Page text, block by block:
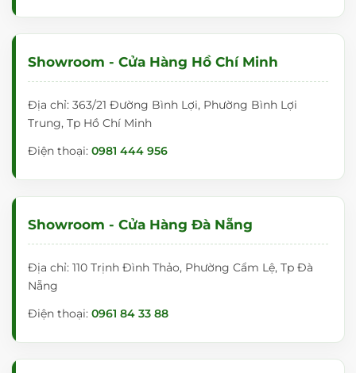
Showroom - Cửa Hàng Hồ Chí Minh
Địa chỉ: 363/21 Đường Bình Lợi, Phường Bình Lợi
Trung, Tp Hồ Chí Minh
Điện thoại: 0981 444 956
Showroom - Cửa Hàng Đà Nẵng
Địa chỉ: 110 Trịnh Đình Thảo, Phường Cẩm Lệ, Tp Đà
Nẵng
Điện thoại: 0961 84 33 88